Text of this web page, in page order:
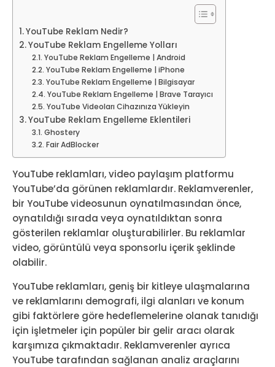
YouTube Reklam Nedir?
YouTube Reklam Engelleme Yolları
YouTube Reklam Engelleme | Android
YouTube Reklam Engelleme | iPhone
YouTube Reklam Engelleme | Bilgisayar
YouTube Reklam Engelleme | Brave Tarayıcı
YouTube Videoları Cihazınıza Yükleyin
YouTube Reklam Engelleme Eklentileri
Ghostery
Fair AdBlocker
YouTube reklamları, video paylaşım platformu
YouTube’da görünen reklamlardır. Reklamverenler,
bir YouTube videosunun oynatılmasından önce,
oynatıldığı sırada veya oynatıldıktan sonra
gösterilen reklamlar oluşturabilirler. Bu reklamlar
video, görüntülü veya sponsorlu içerik şeklinde
olabilir.
YouTube reklamları, geniş bir kitleye ulaşmalarına
ve reklamlarını demografi, ilgi alanları ve konum
gibi faktörlere göre hedeflemelerine olanak tanıdığı
için işletmeler için popüler bir gelir aracı olarak
karşımıza çıkmaktadır. Reklamverenler ayrıca
YouTube tarafından sağlanan analiz araçlarını